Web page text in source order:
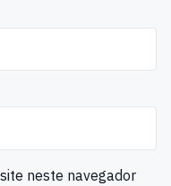
neste navegador